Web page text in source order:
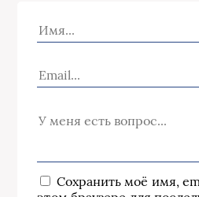
Сохранить моё имя,